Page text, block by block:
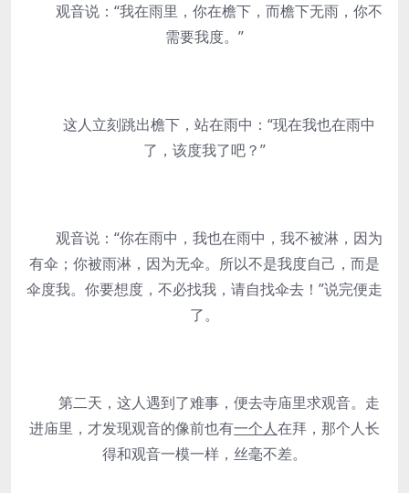
观音说：“我在雨里，你在檐下，而檐下无雨，你不
需要我度。”
这人立刻跳出檐下，站在雨中：“现在我也在雨中
了，该度我了吧？”
观音说：“你在雨中，我也在雨中，我不被淋，因为
有伞；你被雨淋，因为无伞。所以不是我度自己，而是
伞度我。你要想度，不必找我，请自找伞去！”说完便走
了。
第二天，这人遇到了难事，便去寺庙里求观音。走
进庙里，才发现观音的像前也有一个人在拜，那个人长
得和观音一模一样，丝毫不差。